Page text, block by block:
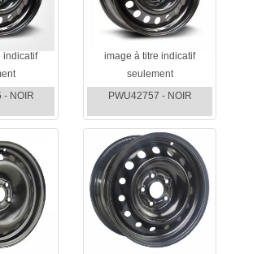
indicatif
- NOIR
image à titre indicatif
seulement
PWU42757 - NOIR